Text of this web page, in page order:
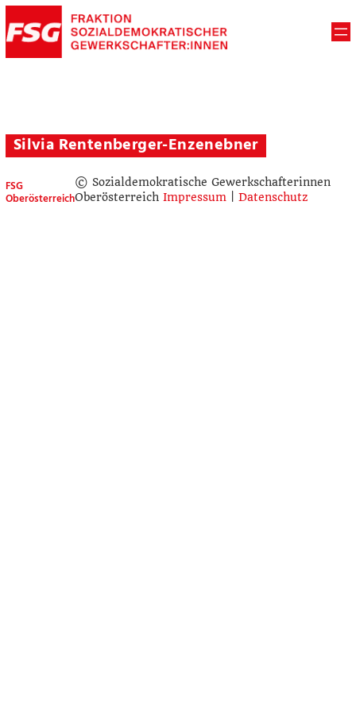
Silvia Rentenberger-Enzenebner
FSG
Oberösterreich
© Sozialdemokratische Gewerkschafterinnen
Oberösterreich Impressum| Datenschutz